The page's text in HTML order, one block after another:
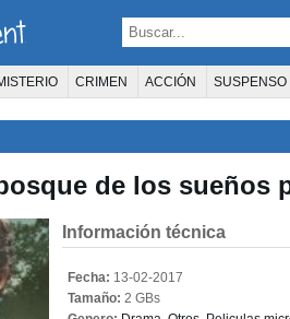
CRIMEN ACCIÓN SUSPENSO
de los sueños
Información técnica
Fecha: 13-02-2017
Tamaño: 2 GBs